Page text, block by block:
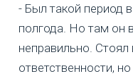
- Был такой период
полгода. Но там он
неправильно. Стоял
ответственности,